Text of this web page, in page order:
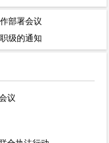
部署会议
级的通知
议